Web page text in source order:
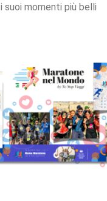
i suoi momenti più belli